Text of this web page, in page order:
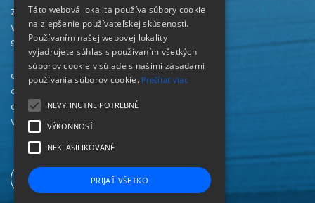
Záhorská knižnica
Vajanského 28
905 01 Senica
odd. beletrie 034/654 3780
odd. odbornej literatúry 034/651 2710
odd. pre deti a mládež 034/654 6519
Viac kontaktov nájdete
Táto webová lokalita používa súbory cookie
na zlepšenie používateľskej skúsenosti.
Používaním našej webovej lokality
vyjadrujete súhlas s používaním všetkých
súborov cookie v súlade s našimi zásadami
používania súborov cookie. Prečítať viac
NEVYHNUTNE POTREBNÉ
VÝKONNOSŤ
NEKLASIFIKOVANÉ
PRIJAŤ VŠETKO